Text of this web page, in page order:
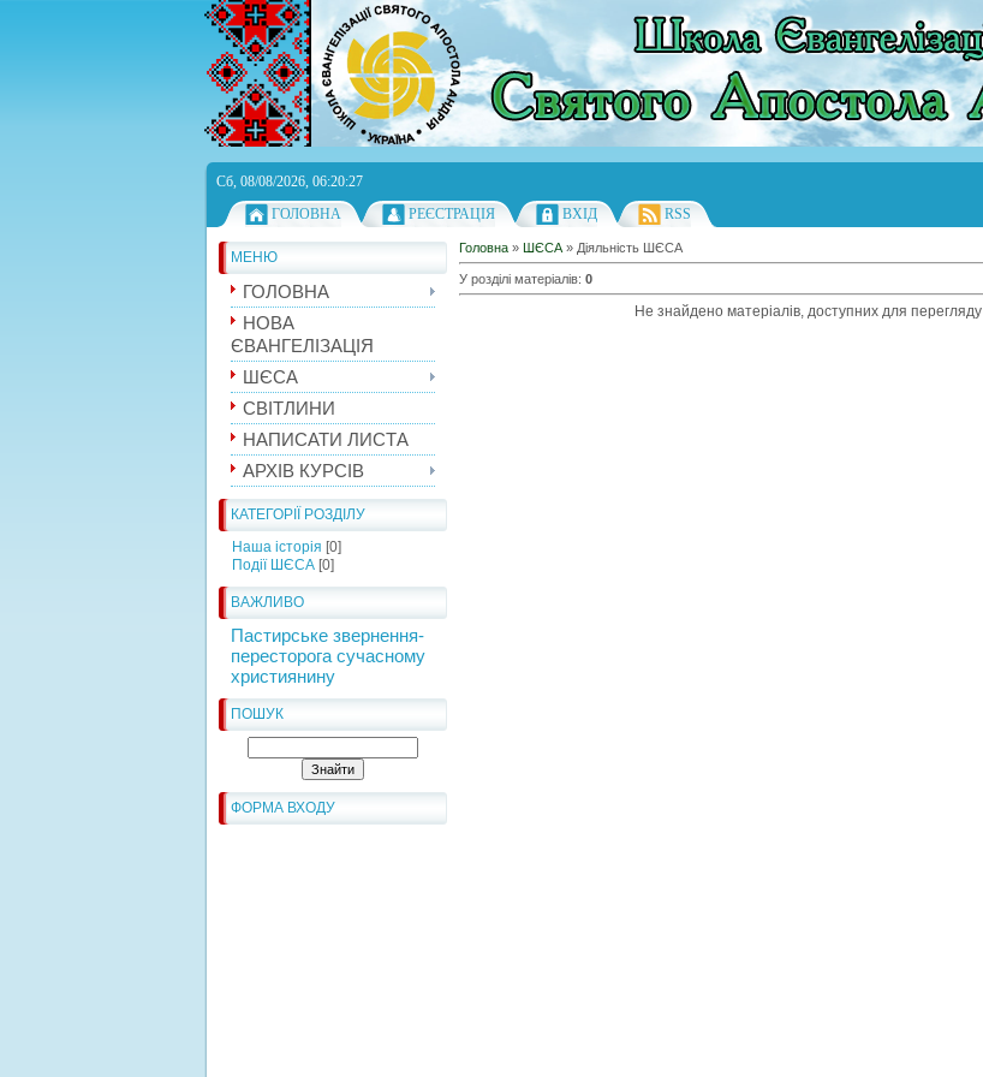
Сб, 08/08/2026, 06:20:27
ГОЛОВНА
РЕЄСТРАЦІЯ ВХІД RSS
МЕНЮ
ГОЛОВНА
НОВА
ЄВАНГЕЛІЗАЦІЯ
ШЄСА
СВІТЛИНИ
НАПИСАТИ ЛИСТА
АРХІВ КУРСІВ
КАТЕГОРІЇ РОЗДІЛУ
Наша історія [0]
Події ШЄСА [0]
ВАЖЛИВО
Пастирське звернення-
пересторога сучасному
християнину
ПОШУК
ФОРМА ВХОДУ
Головна » ШЄСА » Діяльність ШЄСА
У розділі матеріалів: 0
Не знайдено матеріалів, доступних для перегляду